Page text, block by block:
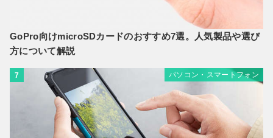
GoPro向けmicroSDカードのおすすめ7選。人気製品や選び
方について解説
7 パソコン・スマートフォン